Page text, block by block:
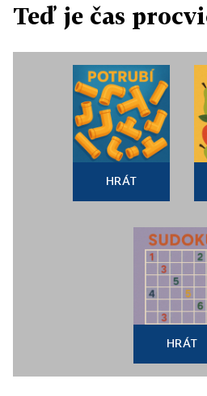
Teď je čas
HRÁT
HRÁT